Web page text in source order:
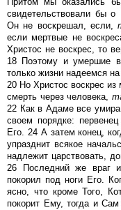
свидетельствовали бы о
Он не воскрешал, если,
если мертвые не
Христос не воскрес, то
18 Поэтому и умершие
только жизни надеемся
20 Но Христос воскрес
смерть через человека,
22 Как в Адаме все
своем порядке:
Его. 24 А затем конец,
упразднит всякое
надлежит царствовать,
26 Последний же враг
покорил под ноги Его.
ясно, что кроме Того,
покорит Ему, тогда и